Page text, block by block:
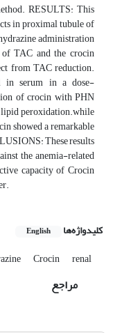
RESULTS: This
in proximal tubule of
administration
TAC and the crocin
from TAC reduction.
in serum in a dose-
of crocin with PHN
peroxidation.while
showed a remarkable
These results
the anemia-related
capacity of Crocin
کلیدواژه‌ها English
Crocin renal
مراجع